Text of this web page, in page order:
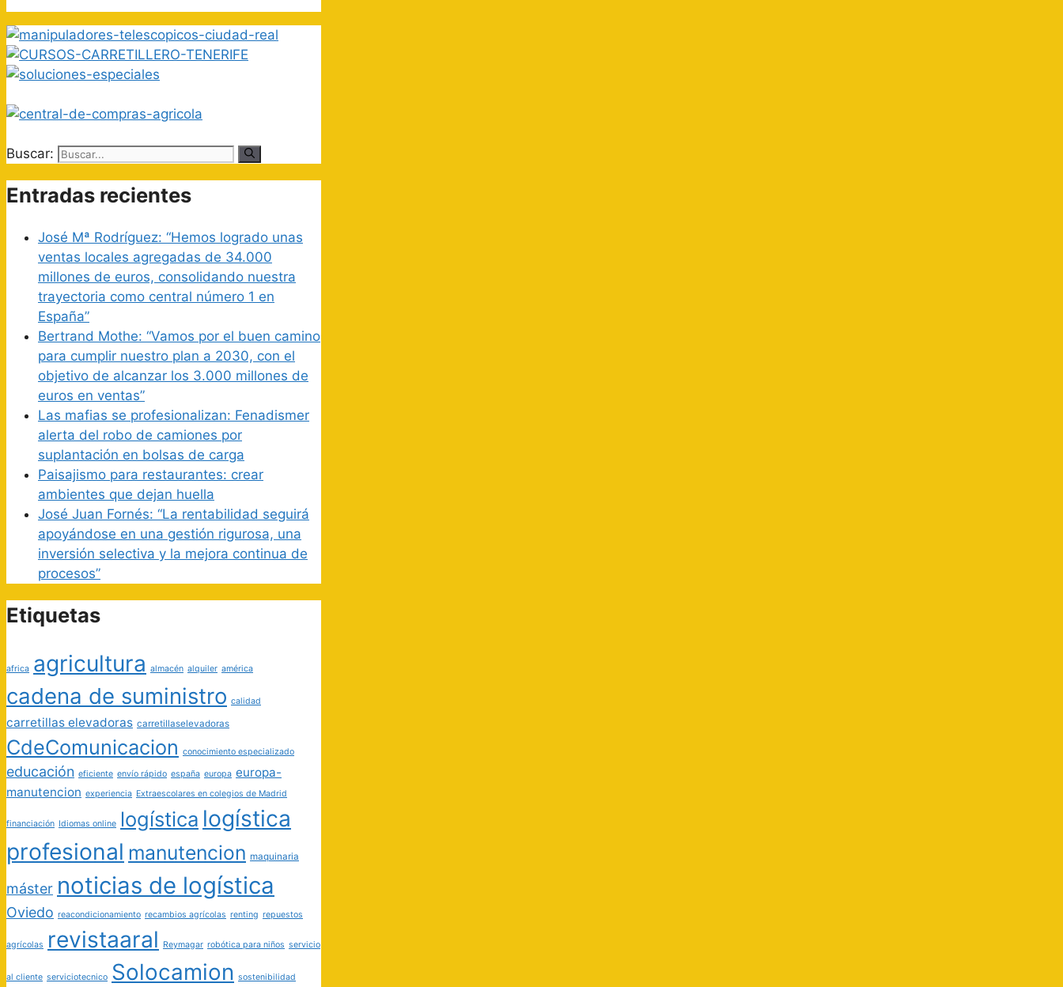
Buscar:
Entradas recientes
José Mª Rodríguez: “Hemos logrado unas
ventas locales agregadas de 34.000
millones de euros, consolidando nuestra
trayectoria como central número 1 en
España”
Bertrand Mothe: “Vamos por el buen camino
para cumplir nuestro plan a 2030, con el
objetivo de alcanzar los 3.000 millones de
euros en ventas”
Las mafias se profesionalizan: Fenadismer
alerta del robo de camiones por
suplantación en bolsas de carga
Paisajismo para restaurantes: crear
ambientes que dejan huella
José Juan Fornés: “La rentabilidad seguirá
apoyándose en una gestión rigurosa, una
inversión selectiva y la mejora continua de
procesos”
Etiquetas
africa agricultura almacén alquiler américa
cadena de suministro calidad
carretillas elevadoras carretillaselevadoras
CdeComunicacion conocimiento especializado
educación eficiente envío rápido españa europa europa-
manutencion experiencia Extraescolares en colegios de Madrid
financiación Idiomas online logística logística
profesional manutencion maquinaria
máster noticias de logística
Oviedo reacondicionamiento recambios agrícolas renting repuestos
agrícolas revistaaral Reymagar robótica para niños servicio
al cliente serviciotecnico Solocamion sostenibilidad